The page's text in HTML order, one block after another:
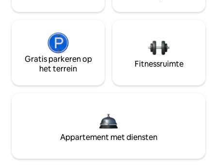
Gratis parkeren op
het terrein
Fitnessruimte
Appartement met diensten